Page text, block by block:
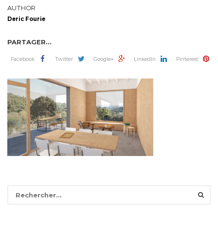
AUTHOR
Deric Fourie
PARTAGER...
Facebook Twitter Google+ LinkedIn Pinterest